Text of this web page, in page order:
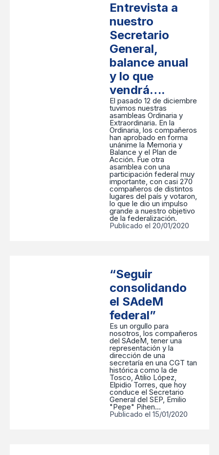
Entrevista a
nuestro
Secretario
General,
balance anual
y lo que
vendrá….
El pasado 12 de diciembre
tuvimos nuestras
asambleas Ordinaria y
Extraordinaria. En la
Ordinaria, los compañeros
han aprobado en forma
unánime la Memoria y
Balance y el Plan de
Acción. Fue otra
asamblea con una
participación federal muy
importante, con casi 270
compañeros de distintos
lugares del país y votaron,
lo que le dio un impulso
grande a nuestro objetivo
de la federalización.
Publicado el 20/01/2020
“Seguir
consolidando
el SAdeM
federal”
Es un orgullo para
nosotros, los compañeros
del SAdeM, tener una
representación y la
dirección de una
secretaría en una CGT tan
histórica como la de
Tosco, Atilio López,
Elpidio Torres, que hoy
conduce el Secretario
General del SEP, Emilio
"Pepe" Pihen…
Publicado el 15/01/2020